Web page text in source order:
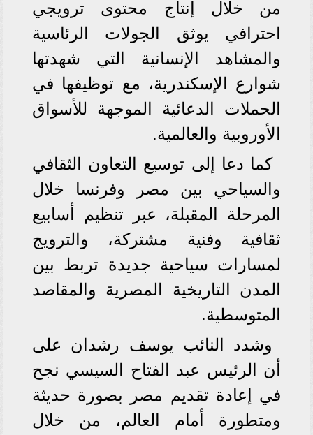
من خلال إنتاج محتوى ترويجي
احترافي يوثق الجولات الرئاسية
والمشاهد الإنسانية التي شهدتها
شوارع الإسكندرية، مع توظيفها في
الحملات الدعائية الموجهة للأسواق
الأوروبية والعالمية.
كما دعا إلى توسيع التعاون الثقافي
والسياحي بين مصر وفرنسا خلال
المرحلة المقبلة، عبر تنظيم أسابيع
ثقافية وفنية مشتركة، والترويج
لمسارات سياحية جديدة تربط بين
المدن التاريخية المصرية والمقاصد
المتوسطية.
وشدد النائب يوسف رشدان على
أن الرئيس عبد الفتاح السيسي نجح
في إعادة تقديم مصر بصورة حديثة
ومتطورة أمام العالم، من خلال